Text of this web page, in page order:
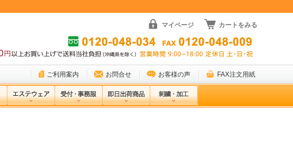
マイページ カートをみる
ご利用案内 お問合せ お客様の声 FAX注文用紙